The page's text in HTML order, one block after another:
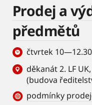
Prodej a
předmětů
čtvrtek
děkanát 2. LF
(budova
podmínky